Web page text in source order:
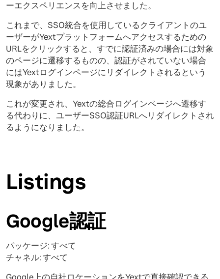
ーエクスペリエンスを向上させました。
これまで、SSO統合を使用しているクライアントのユ
ーザーがYextプラットフォームへアクセスするための
URLをクリックすると、すでに認証済みの場合には対象
のページに遷移するものの、認証がされていない場合
にはYextログインページにリダイレクトされるという
現象がありました。
これが変更され、Yextの総合ログインページへ遷移す
る代わりに、ユーザーSSO認証URLへリダイレクトされ
るようになりました。
Listings
Google認証
パッケージ: すべて
チャネル: すべて